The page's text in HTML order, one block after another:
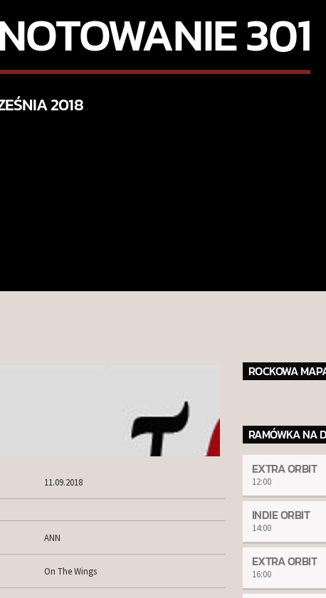
301
2018
11.09.2018
ANN
On The Wings
ROCKOWA
RAMÓWKA NA
EXTRA ORBIT
12:00
INDIE ORBIT
14:00
EXTRA ORBIT
16:00